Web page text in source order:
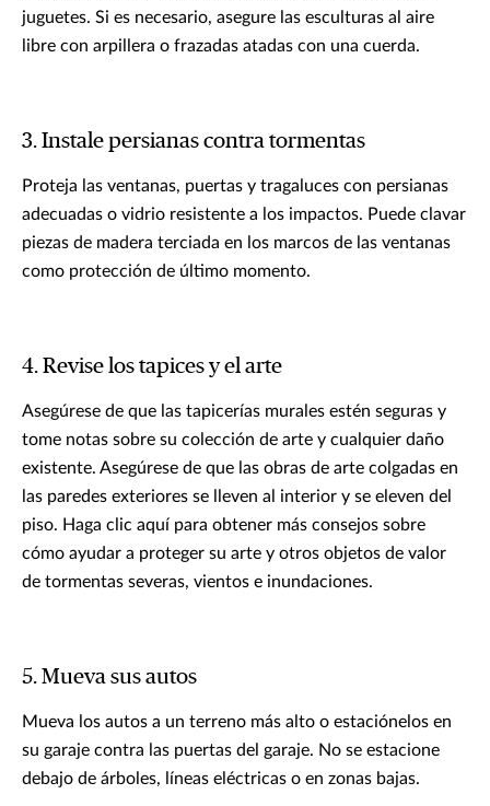
juguetes. Si es necesario, asegure las esculturas al aire
libre con arpillera o frazadas atadas con una cuerda.
3. Instale persianas contra tormentas
Proteja las ventanas, puertas y tragaluces con persianas
adecuadas o vidrio resistente a los impactos. Puede clavar
piezas de madera terciada en los marcos de las ventanas
como protección de último momento.
4. Revise los tapices y el arte
Asegúrese de que las tapicerías murales estén seguras y
tome notas sobre su colección de arte y cualquier daño
existente. Asegúrese de que las obras de arte colgadas en
las paredes exteriores se lleven al interior y se eleven del
piso. Haga clic aquí para obtener más consejos sobre
cómo ayudar a proteger su arte y otros objetos de valor
de tormentas severas, vientos e inundaciones.
5. Mueva sus autos
Mueva los autos a un terreno más alto o estaciónelos en
su garaje contra las puertas del garaje. No se estacione
debajo de árboles, líneas eléctricas o en zonas bajas.